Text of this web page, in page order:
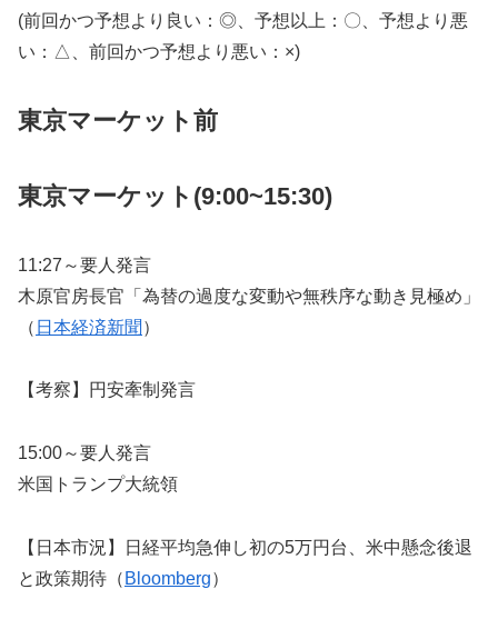
(前回かつ予想より良い：◎、予想以上：〇、予想より悪
い：△、前回かつ予想より悪い：×)
東京マーケット前
東京マーケット(9:00~15:30)
11:27～要人発言
木原官房長官「為替の過度な変動や無秩序な動き見極め」
（ 日本経済新聞 ）
【考察】円安牽制発言
15:00～要人発言
米国トランプ大統領
【日本市況】日経平均急伸し初の5万円台、米中懸念後退
と政策期待（ Bloomberg）